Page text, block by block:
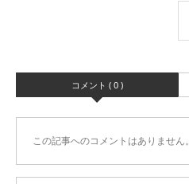
コメント ( 0 )
この記事へのコメントはありません。